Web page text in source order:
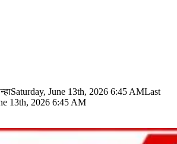
Saturday, June 13th, 2026 6:45 AMLast
13th, 2026 6:45 AM